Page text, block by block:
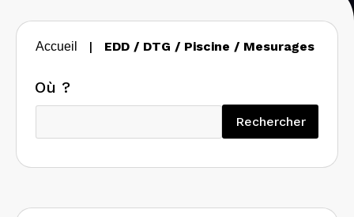
Accueil | EDD / DTG / Piscine / Mesurages
Où ?
Rechercher